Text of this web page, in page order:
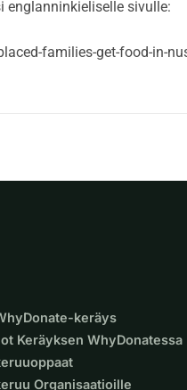
englanninkieliselle sivulle:
families-get-food-in-
keräys
Keräyksen WhyDonatessa
Organisaatioille